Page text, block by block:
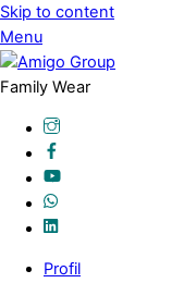
Skip to content
Menu
Family Wear
Profil